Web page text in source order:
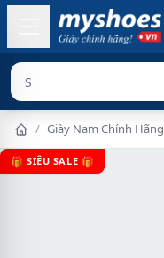
Sản phẩm chính h
/ Giày Nam Chính Hãng
🎁 SIÊU SALE 🎁